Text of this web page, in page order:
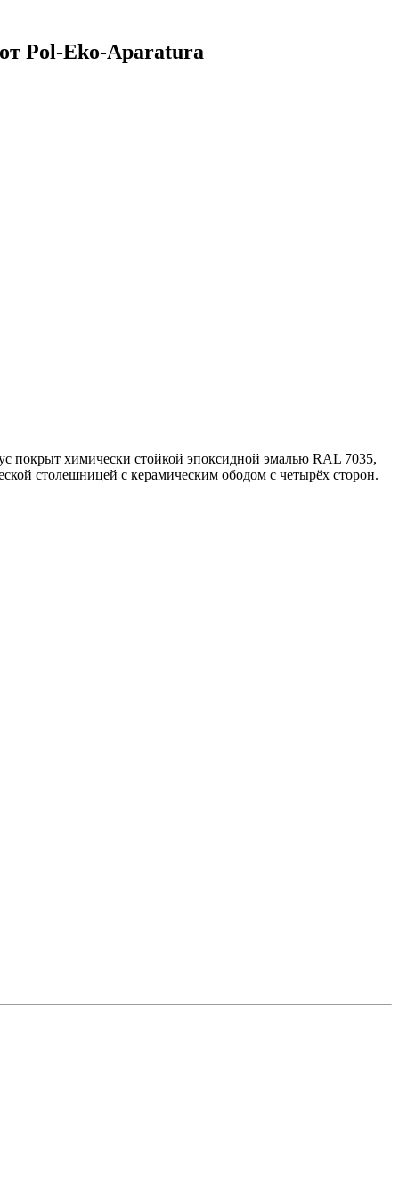
Pol-Eko-Aparatura
покрыт химически стойкой эпоксидной эмалью RAL 7035,
столешницей с керамическим ободом с четырёх сторон.